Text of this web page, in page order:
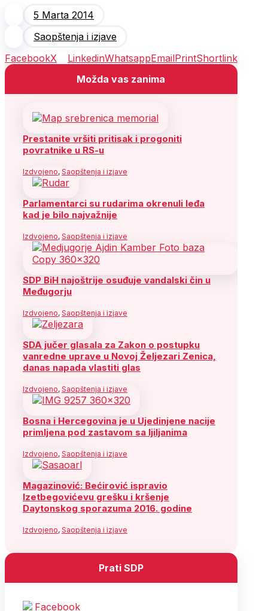
5 Marta 2014
Saopštenja i izjave
FacebookX LinkedinWhatsappEmailPrintShortlink
Možda vas zanima
Prestanite vršiti pritisak i progoniti
povratnike u RS-u
Izdvojeno, Saopštenja i izjave
Parlamentarci su rudarima okrenuli leđa
kad je bilo najvažnije
Izdvojeno, Saopštenja i izjave
SDP BiH najoštrije osuđuje vandalski čin u
Međugorju
Izdvojeno, Saopštenja i izjave
SDA jučer glasala za Zakon o postupku
vanredne uprave u Novoj Željezari Zenica,
danas napada vlastiti glas
Izdvojeno, Saopštenja i izjave
Bosna i Hercegovina je u Ujedinjene nacije
primljena pod zastavom sa ljiljanima
Izdvojeno, Saopštenja i izjave
Magazinović: Bećirović ispravio
Izetbegovićevu grešku i kršenje
Daytonskog sporazuma 2016. godine
Izdvojeno, Saopštenja i izjave
Prati SDP
Facebook